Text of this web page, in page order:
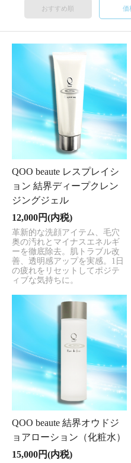
おすすめ順 価
QOO beaute レスプレイシ
ョン 結界ディープクレン
ジングジェル
12,000円(内税)
革新的な洗顔アイテム、毛穴
奥の汚れとマイナスエネルギ
ーを徹底除去。肌トラブル改
善、透明感アップを実感。1日
の疲れをリセットしてポジテ
ィブな気持ちに。
QOO beaute 結界オウドジ
ョアローション（化粧水）
15,000円(内税)